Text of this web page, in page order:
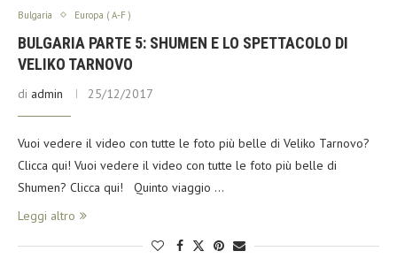
Bulgaria Europa ( A-F )
BULGARIA PARTE 5: SHUMEN E LO SPETTACOLO DI
VELIKO TARNOVO
di admin 25/12/2017
Vuoi vedere il video con tutte le foto più belle di Veliko Tarnovo?
Clicca qui! Vuoi vedere il video con tutte le foto più belle di
Shumen? Clicca qui! Quinto viaggio …
Leggi altro